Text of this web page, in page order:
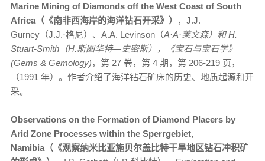
Marine Mining of Diamonds off the West Coast of South
Africa（《南非西海岸的海洋钻石开采》）
，J.J.
Gurney（J.J.·格尼）、A.A. Levinson（A·A·莱文森）和 H.
Stuart-Smith（H.斯图华特—史密斯），《宝石与宝石学》
(Gems & Gemology)，第 27 卷，第 4 期，第 206-219 页，
（1991 年）。作者介绍了海洋钻石矿床的历史、地质起源和开
采。
Observations on the Formation of Diamond Placers by
Arid Zone Processes within the Sperrgebiet,
Namibia（《观察纳米比亚施贝尔盖比特干旱地区钻石冲积矿